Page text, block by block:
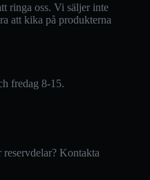
ringa oss. Vi säljer inte
att kika på produkterna
fredag 8-15.
Kontakta